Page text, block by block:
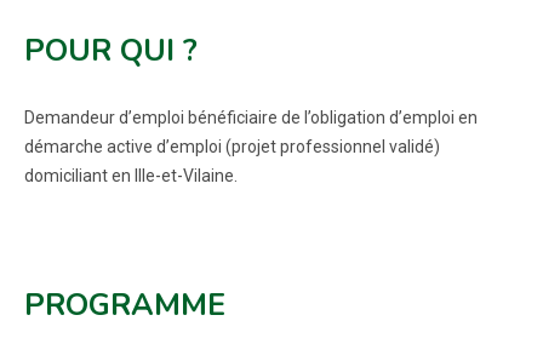
POUR QUI ?
Demandeur d’emploi bénéficiaire de l’obligation d’emploi en
démarche active d’emploi (projet professionnel validé)
domiciliant en Ille-et-Vilaine.
PROGRAMME